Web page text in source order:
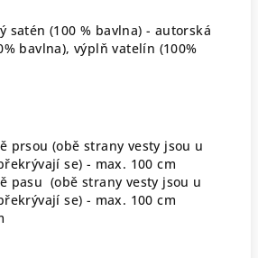
satén (100 % bavlna) - autorská
bavlna), výplň vatelín (100%
prsou (obě strany vesty jsou u
se) - max. 100 cm
pasu (obě strany vesty jsou u
se) - max. 100 cm